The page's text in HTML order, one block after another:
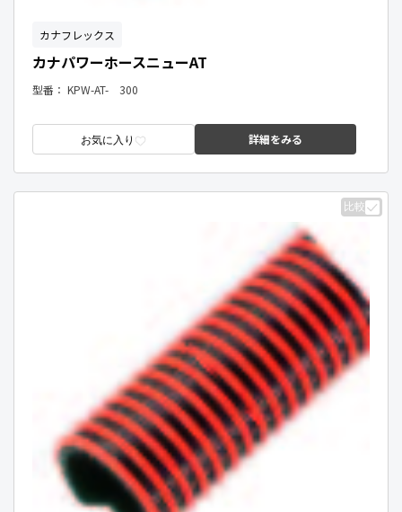
カナフレックス
カナパワーホースニューAT
型番： KPW-AT- 300
お気に入り 詳細をみる
比較